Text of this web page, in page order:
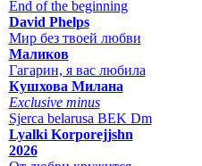
End of the beginning
David Phelps
Мир без твоей любви
Маликов
Гагарин, я вас любила
Кушхова Милана
Exclusive minus
Sjerca belarusa BEK Dm
Lyalki Korporejjshn
2026